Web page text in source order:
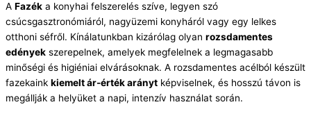
A Fazék a konyhai felszerelés szíve, legyen szó
csúcsgasztronómiáról, nagyüzemi konyháról vagy egy lelkes
otthoni séfről. Kínálatunkban kizárólag olyan rozsdamentes
edények szerepelnek, amelyek megfelelnek a legmagasabb
minőségi és higiéniai elvárásoknak. A rozsdamentes acélból készült
fazekaink kiemelt ár-érték arányt képviselnek, és hosszú távon is
megállják a helyüket a napi, intenzív használat során.